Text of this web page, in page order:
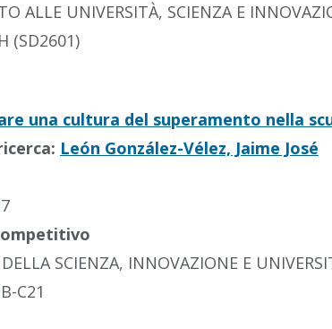
ALLE UNIVERSITÀ, SCIENZA E
(SD2601)
una cultura del superamento nella
León González-Vélez, Jaime José
SCIENZA, INNOVAZIONE E
C21